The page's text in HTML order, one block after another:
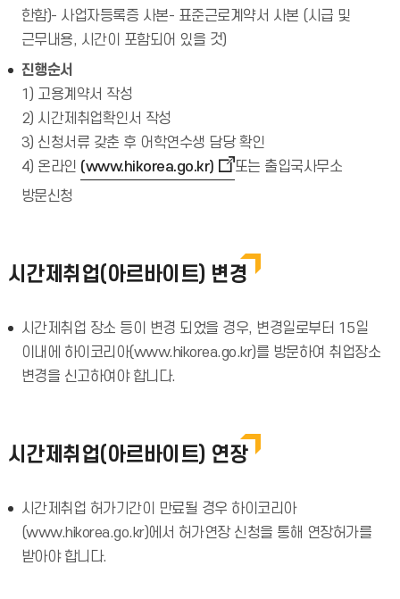
한함)- 사업자등록증 사본- 표준근로계약서 사본 (시급 및
근무내용, 시간이 포함되어 있을 것)
진행순서
1) 고용계약서 작성
2) 시간제취업확인서 작성
3) 신청서류 갖춘 후 어학연수생 담당 확인
4) 온라인 (www.hikorea.go.kr)
또는 출입국사무소
방문신청
시간제취업(아르바이트) 변경
시간제취업 장소 등이 변경 되었을 경우, 변경일로부터 15일
이내에 하이코리아(www.hikorea.go.kr)를 방문하여 취업장소
변경을 신고하여야 합니다.
시간제취업(아르바이트) 연장
시간제취업 허가기간이 만료될 경우 하이코리아
(www.hikorea.go.kr)에서 허가연장 신청을 통해 연장허가를
받아야 합니다.